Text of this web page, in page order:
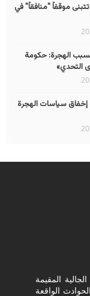
موقفاً "منافقاً" في
بسبب الهجرة: حكومة
التحدي»
سياسات الهجرة
المقيمة
الواقعة